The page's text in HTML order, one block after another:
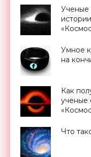
Ученые
Умное
на
Как
ученые
Что